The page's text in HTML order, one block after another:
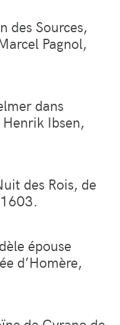
des Sources,
Pagnol,
dans
Ibsen,
des Rois, de
épouse
d’Homère,